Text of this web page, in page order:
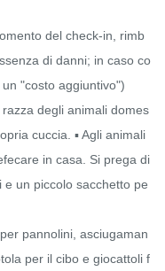
del check-in, rimb
di danni; in caso co
"costo aggiuntivo")
degli animali domes
cuccia. ▪️ Agli animali
in casa. Si prega di
un piccolo sacchetto pe
pannolini, asciugaman
per il cibo e giocattoli f